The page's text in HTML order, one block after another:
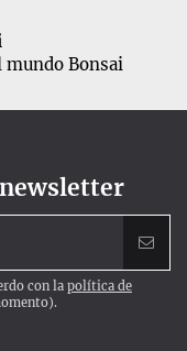
mundo Bonsai
con la política de